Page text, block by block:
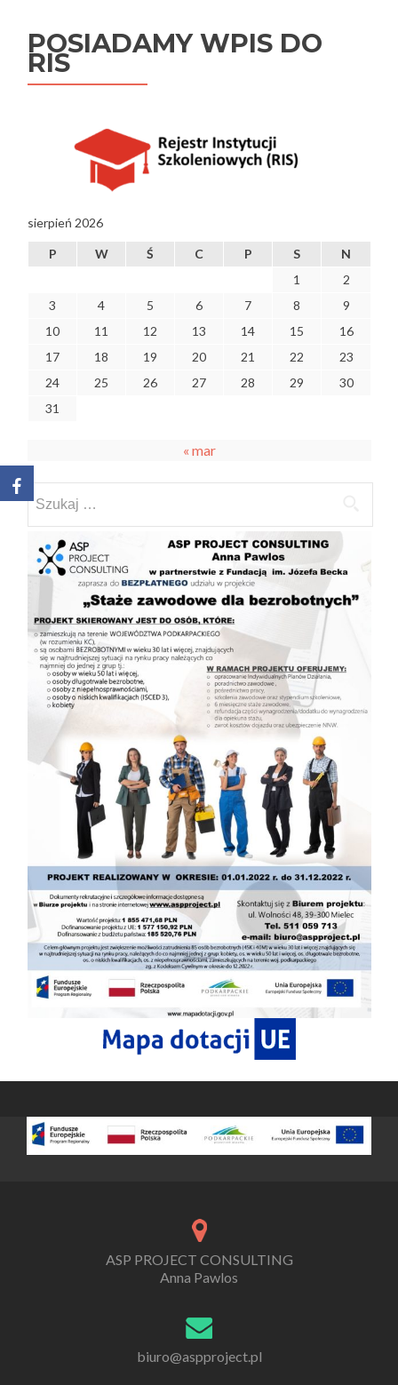
POSIADAMY WPIS DO
RIS
sierpień 2026
P W Ś C P S
N
1
2
3
4 5 6 7 8
9
10
11 12 13 14 15
16
17
18 19 20 21 22
23
24
25 26 27 28 29
30
31
« mar
ASP PROJECT CONSULTING
Anna Pawlos
biuro@aspproject.pl